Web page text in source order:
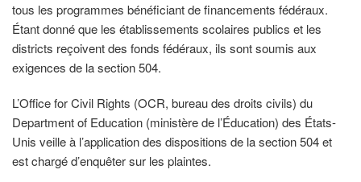
tous les programmes bénéficiant de financements fédéraux.
Étant donné que les établissements scolaires publics et les
districts reçoivent des fonds fédéraux, ils sont soumis aux
exigences de la section 504.
L’Office for Civil Rights (OCR, bureau des droits civils) du
Department of Education (ministère de l’Éducation) des États-
Unis veille à l’application des dispositions de la section 504 et
est chargé d’enquêter sur les plaintes.